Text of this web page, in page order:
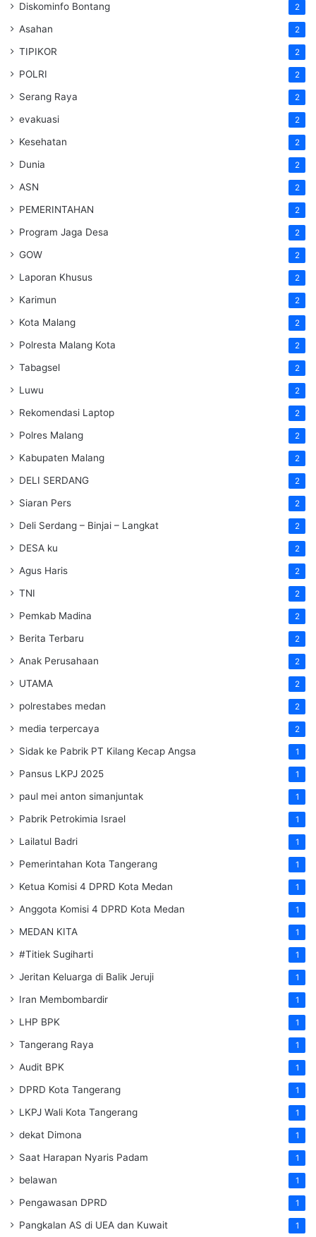
Diskominfo Bontang 2
Asahan 2
TIPIKOR 2
POLRI 2
Serang Raya 2
evakuasi 2
Kesehatan 2
Dunia 2
ASN 2
PEMERINTAHAN 2
Program Jaga Desa 2
GOW 2
Laporan Khusus 2
Karimun 2
Kota Malang 2
Polresta Malang Kota 2
Tabagsel 2
Luwu 2
Rekomendasi Laptop 2
Polres Malang 2
Kabupaten Malang 2
DELI SERDANG 2
Siaran Pers 2
Deli Serdang – Binjai – Langkat 2
DESA ku 2
Agus Haris 2
TNI 2
Pemkab Madina 2
Berita Terbaru 2
Anak Perusahaan 2
UTAMA 2
polrestabes medan 2
media terpercaya 2
Sidak ke Pabrik PT Kilang Kecap Angsa 1
Pansus LKPJ 2025 1
paul mei anton simanjuntak 1
Pabrik Petrokimia Israel 1
Lailatul Badri 1
Pemerintahan Kota Tangerang 1
Ketua Komisi 4 DPRD Kota Medan 1
Anggota Komisi 4 DPRD Kota Medan 1
MEDAN KITA 1
#Titiek Sugiharti 1
Jeritan Keluarga di Balik Jeruji 1
Iran Membombardir 1
LHP BPK 1
Tangerang Raya 1
Audit BPK 1
DPRD Kota Tangerang 1
LKPJ Wali Kota Tangerang 1
dekat Dimona 1
Saat Harapan Nyaris Padam 1
belawan 1
Pengawasan DPRD 1
Pangkalan AS di UEA dan Kuwait 1